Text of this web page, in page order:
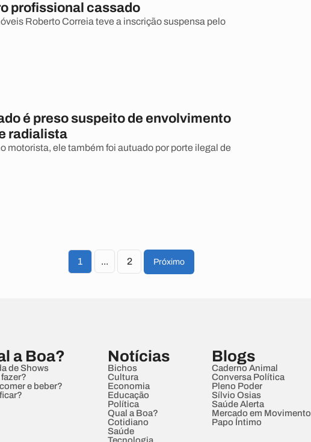
profissional cassado
Roberto Correia teve a inscrição suspensa pelo
é preso suspeito de envolvimento
radialista
motorista, ele também foi autuado por porte ilegal de
1 ... 2 Próximo
a Boa?
de Shows
e beber?
Notícias
Bichos
Cultura
Economia
Educação
Política
Qual a Boa?
Cotidiano
Saúde
Blogs
Caderno Animal
Conversa Política
Pleno Poder
Sílvio Osias
Saúde Alerta
Mercado em Movimento
Papo Íntimo